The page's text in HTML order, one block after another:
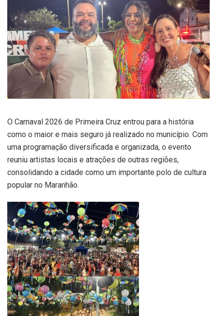
O Carnaval 2026 de Primeira Cruz entrou para a história
como o maior e mais seguro já realizado no município. Com
uma programação diversificada e organizada, o evento
reuniu artistas locais e atrações de outras regiões,
consolidando a cidade como um importante polo de cultura
popular no Maranhão.